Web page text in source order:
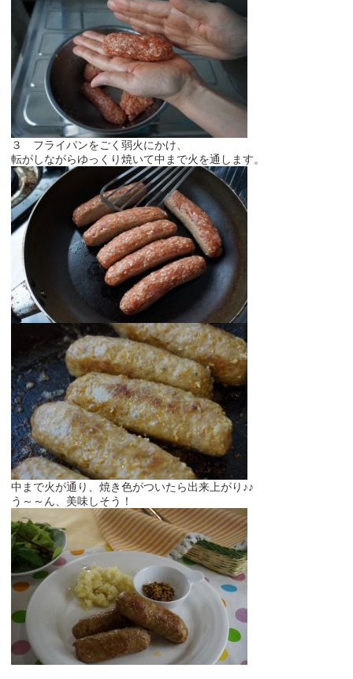
３ フライパンをごく弱火にかけ、
転がしながらゆっくり焼いて中まで火を通します。
中まで火が通り、焼き色がついたら出来上がり♪♪
う～～ん、美味しそう！